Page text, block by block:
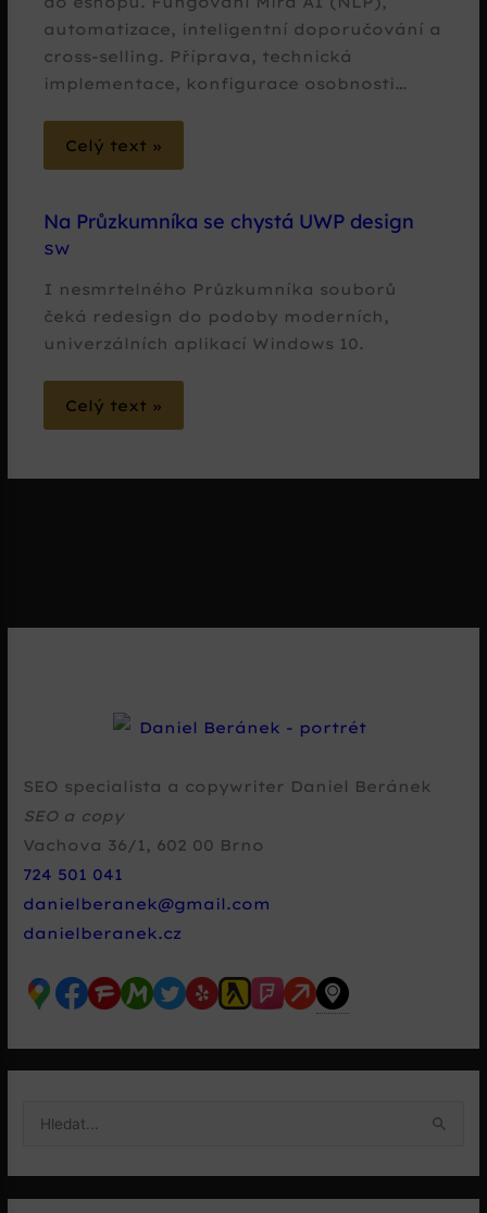
automatizace, inteligentní doporučování a
cross-selling. Příprava, technická
implementace, konfigurace osobnosti…
Celý text »
Na Průzkumníka se chystá UWP design
SW
I nesmrtelného Průzkumníka souborů
čeká redesign do podoby moderních,
univerzálních aplikací Windows 10.
Celý text »
SEO specialista a copywriter Daniel Beránek
SEO a copy
Vachova 36/1, 602 00 Brno
724 501 041
danielberanek@gmail.com
danielberanek.cz
h
l